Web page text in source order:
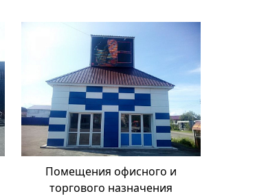
Помещения офисного и
торгового назначения